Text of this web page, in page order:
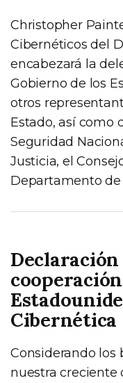
Christopher
Cibernéticos del
encabezará la
Gobierno de los
otros
Estado, así como
Seguridad
Justicia, el
Departamento de
Cibernética
Considerando los
nuestra creciente